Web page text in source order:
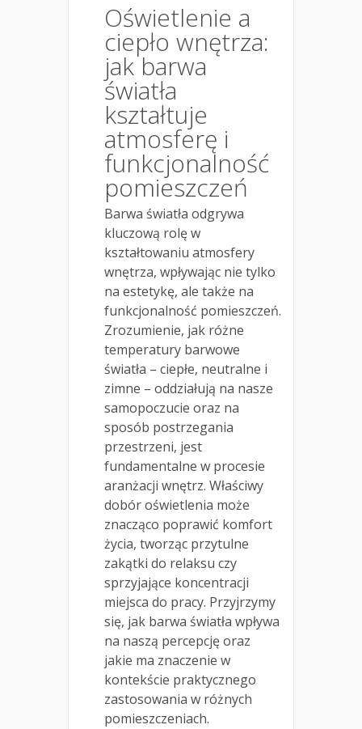
Oświetlenie a
ciepło wnętrza:
jak barwa
światła
kształtuje
atmosferę i
funkcjonalność
pomieszczeń
Barwa światła odgrywa
kluczową rolę w
kształtowaniu atmosfery
wnętrza, wpływając nie tylko
na estetykę, ale także na
funkcjonalność pomieszczeń.
Zrozumienie, jak różne
temperatury barwowe
światła – ciepłe, neutralne i
zimne – oddziałują na nasze
samopoczucie oraz na
sposób postrzegania
przestrzeni, jest
fundamentalne w procesie
aranżacji wnętrz. Właściwy
dobór oświetlenia może
znacząco poprawić komfort
życia, tworząc przytulne
zakątki do relaksu czy
sprzyjające koncentracji
miejsca do pracy. Przyjrzymy
się, jak barwa światła wpływa
na naszą percepcję oraz
jakie ma znaczenie w
kontekście praktycznego
zastosowania w różnych
pomieszczeniach.